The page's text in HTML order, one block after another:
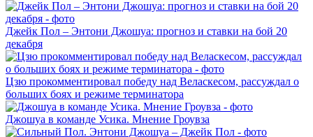
Джейк Пол – Энтони Джошуа: прогноз и ставки на бой 20
декабря
Цзю прокомментировал победу над Веласкесом, рассуждал о
больших боях и режиме терминатора
Джошуа в команде Усика. Мнение Гроувза